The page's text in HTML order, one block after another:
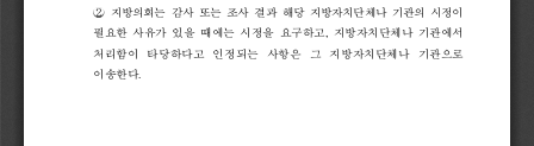
② 지방의회는 감사 또는 조사 결과 해당 지방자치단체나 기관의 시정이
필요한 사유가 있을 때에는 시정을 요구하고, 지방자치단체나 기관에서
처리함이
타당하다고 인정되는 사항은 그 지방자치단체나
기관으로
이송한다.